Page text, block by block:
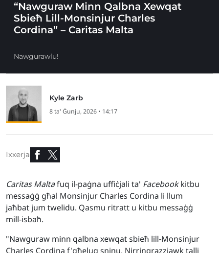
“Nawguraw Minn Qalbna Xewqat
Sbieħ Lill-Monsinjur Charles
Cordina” – Caritas Malta
Nawgurawlu!
Kyle Zarb
8 ta' Ġunju, 2026 • 14:17
Ixxerja
Caritas Maltafuq il-paġna uffiċjali ta' Facebookkitbu
messaġġ għal Monsinjur Charles Cordina li llum
jaħbat jum twelidu. Qasmu ritratt u kitbu messaġġ
mill-isbaħ.
"Nawguraw minn qalbna xewqat sbieħ lill-Monsinjur
Charles Cordina f'għeluq sninu. Nirringrazzjawk talli